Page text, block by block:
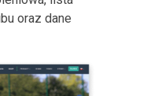
oraz dane